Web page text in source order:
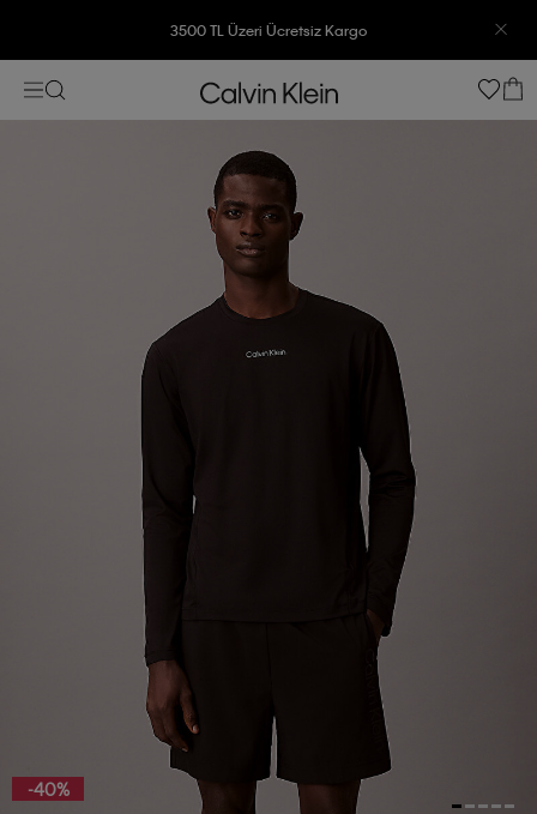
3500 TL Üzeri Ücretsiz Kargo
7500 TL Ve Üzeri Alışverişlerinizde 6 Taksit İmkanı
-40%